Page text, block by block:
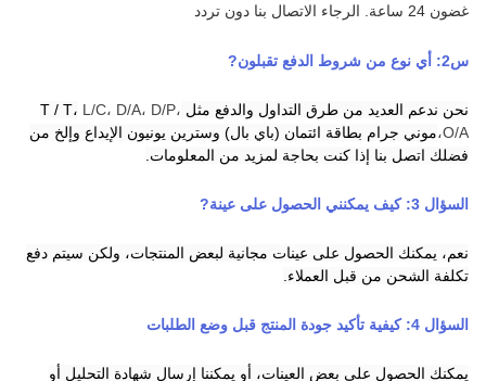
غضون 24 ساعة.
الرجاء الاتصال بنا دون تردد
س2: أي نوع من شروط الدفع تقبلون?
نحن ندعم العديد من طرق التداول والدفع مثل T / T، L/C، D/A، D/P،
O/A، موني جرام بطاقة ائتمان (باي بال) وسترين يونيون الإيداع و إلخ من
فضلك اتصل بنا إذا كنت بحاجة لمزيد من المعلومات.
السؤال 3: كيف يمكنني الحصول على عينة?
نعم، يمكنك الحصول على عينات مجانية لبعض المنتجات، ولكن سيتم دفع
تكلفة الشحن من قبل العملاء.
السؤال 4: كيفية تأكيد جودة المنتج قبل وضع الطلبات
يمكنك الحصول على بعض العينات، أو يمكننا إرسال شهادة التحليل أو